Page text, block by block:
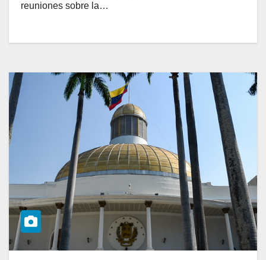
reuniones sobre la…